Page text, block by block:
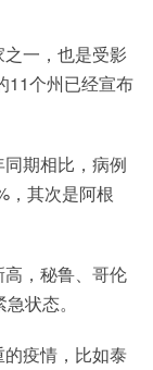
一，也是受影
11个州已经宣布
期相比，病例
，其次是阿根
，秘鲁、哥伦
状态。
疫情，比如泰